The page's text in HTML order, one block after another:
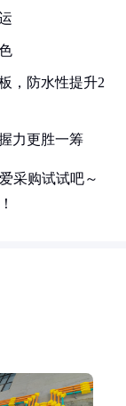
，防水性提升2
力更胜一筹
采购试试吧～